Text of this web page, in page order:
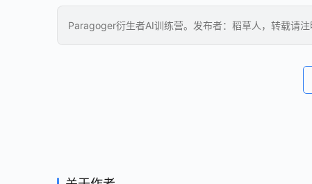
Paragoger衍生者AI训练营。发布者：稻草人，转载请注